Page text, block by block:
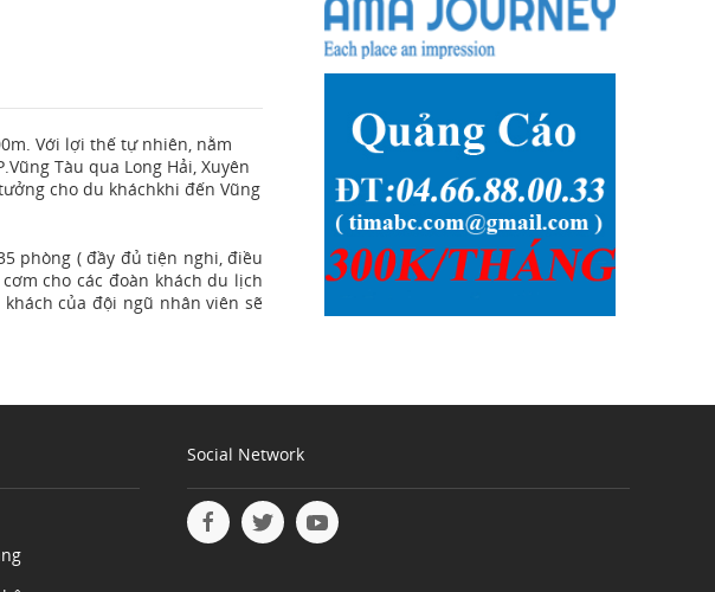
Với lợi thế tự nhiên, nằm
Tàu qua Long Hải, Xuyên
cho du kháchkhi đến Vũng
phòng ( đầy đủ tiện nghi, điều
cho các đoàn khách du lịch
của đội ngũ nhân viên sẽ
Social Network